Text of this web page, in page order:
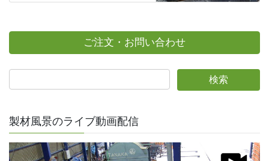
ご注文・お問い合わせ
製材風景のライブ動画配信